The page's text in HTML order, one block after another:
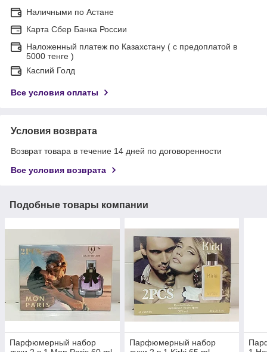
Наличными по Астане
Карта Сбер Банка России
Наложенный платеж по Казахстану ( с предоплатой в
5000 тенге )
Каспий Голд
Все условия оплаты
Условия возврата
Возврат товара в течение 14 дней по договоренности
Все условия возврата
Подобные товары компании
Парфюмерный набор
Парфюмерный набор